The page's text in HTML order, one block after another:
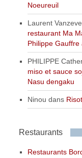
Noeureuil
Laurent
restaurant Ma
Philippe Gauffre
PHILIPPE
miso et sauce
Nasu dengaku
Ninou dans
Restaurants
Restaurants